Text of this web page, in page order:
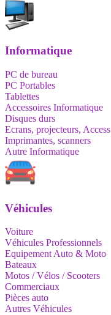
Informatique
PC de bureau
PC Portables
Tablettes
Accessoires Informatique
Disques durs
Ecrans, projecteurs, Access
Imprimantes, scanners
Autre Informatique
Véhicules
Voiture
Véhicules Professionnels
Equipement Auto & Moto
Bateaux
Motos / Vélos / Scooters
Commerciaux
Pièces auto
Autres Véhicules